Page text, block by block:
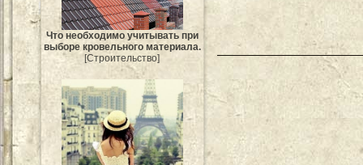
Что необходимо учитывать при
выборе кровельного материала.
[Строительство]